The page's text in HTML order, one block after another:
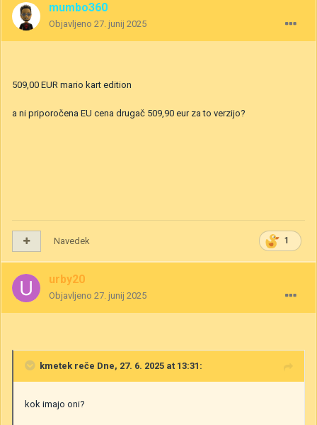
mumbo360
Objavljeno 27. junij 2025
509,00 EUR mario kart edition
a ni priporočena EU cena drugač 509,90 eur za to verzijo?
1
Navedek
urby20
Objavljeno 27. junij 2025
kmetek reče Dne, 27. 6. 2025 at 13:31:
kok imajo oni?